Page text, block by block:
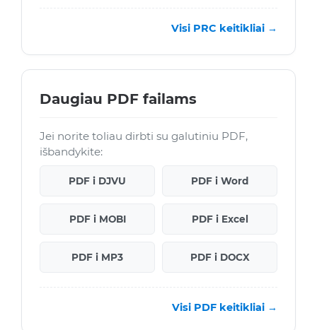
Visi PRC keitikliai →
Daugiau PDF failams
Jei norite toliau dirbti su galutiniu PDF,
išbandykite:
PDF i DJVU PDF i Word
PDF i MOBI PDF i Excel
PDF i MP3 PDF i DOCX
Visi PDF keitikliai →